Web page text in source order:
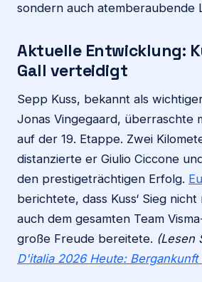
sondern auch atemberaubende
Aktuelle Entwicklung:
Gall verteidigt
Sepp Kuss, bekannt als
Jonas Vingegaard, überraschte
auf der 19. Etappe. Zwei
distanzierte er Giulio Ciccone
den prestigeträchtigen Erfolg.
berichtete, dass Kuss‘ Sieg
auch dem gesamten Team
große Freude bereitete. (Lesen
D'italia 2026 Heute: